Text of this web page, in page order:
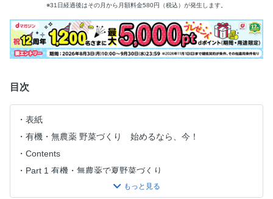
※31日経過後はその月から月額料金580円（税込）が発生します。
目次
表紙
有機・無農薬 野菜づくり 始めるなら、今！
Contents
Part 1 有機・無農薬で夏野菜づくり
Part 2 今から育てる夏野菜人気19種の育て方